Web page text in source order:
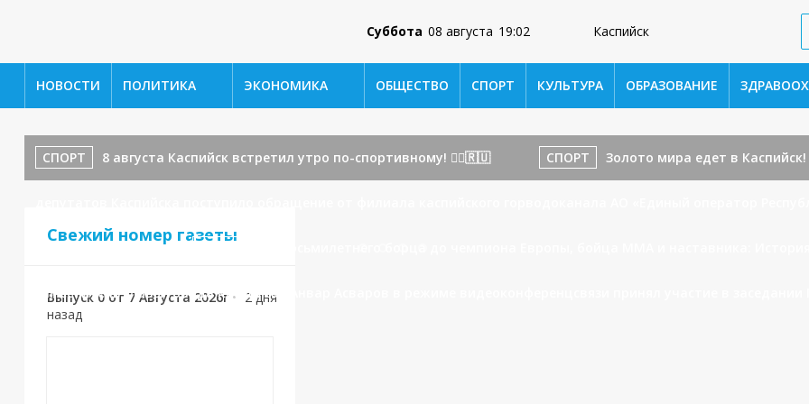
Суббота 08 августа 19:02 Каспийск
НОВОСТИ ПОЛИТИКА ЭКОНОМИКА ОБЩЕСТВО СПОРТ КУЛЬТУРА ОБРАЗОВАНИЕ
СПОРТ 8 августа Каспийск встретил утро по-спортивному! 🏃‍♂️🇷🇺 СПОРТ Золото мира едет в Каспийск!
заместитель главы города Каспийска Анвар Асваров в режиме видеоконференцсвязи принял участие в
Свежий номер газеты
Выпуск 0 от 7 Августа 2026г • 2 дня
назад